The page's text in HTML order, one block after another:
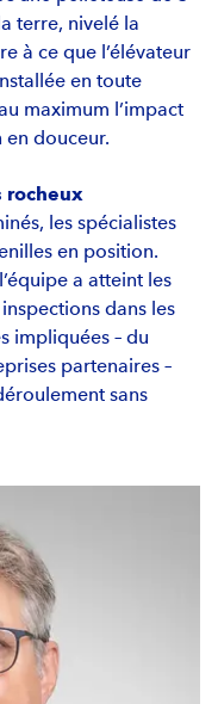
terre, nivelé la
à ce que l’élévateur
en toute
maximum l’impact
douceur.
rocheux
les spécialistes
en position.
a atteint les
dans les
impliquées – du
partenaires –
sans